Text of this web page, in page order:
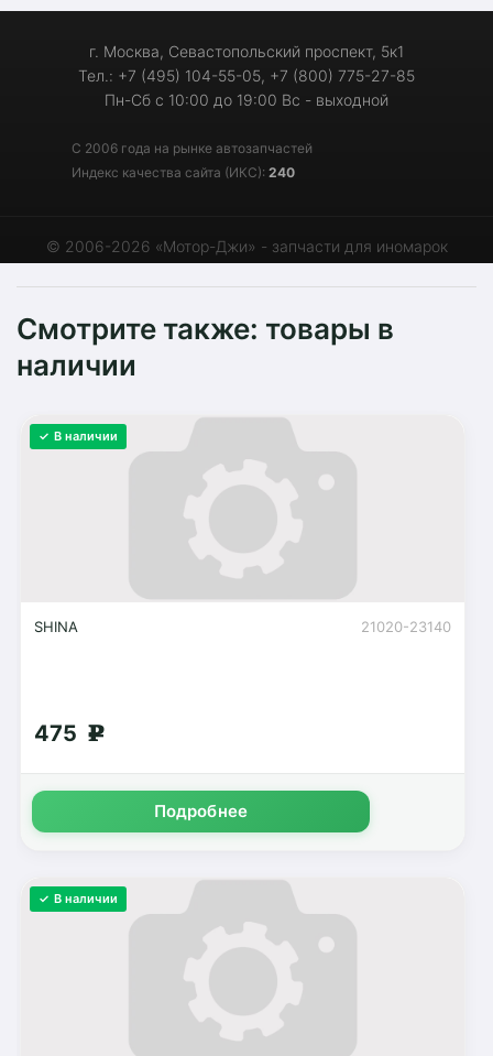
г. Москва, Севастопольский проспект, 5к1
Тел.: +7 (495) 104-55-05, +7 (800) 775-27-85
Пн-Сб с 10:00 до 19:00 Вс - выходной
С 2006 года на рынке автозапчастей
Индекс качества сайта (ИКС): 240
© 2006-2026 «Мотор-Джи» - запчасти для иномарок
Смотрите также: товары в
наличии
✓ В наличии
21020-23140
SHINA
475 g
Подробнее
✓ В наличии